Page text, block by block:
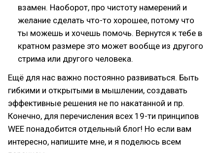
взамен. Наоборот, про чистоту намерений и
желание сделать что-то хорошее, потому что
ты можешь и хочешь помочь. Вернутся к тебе в
кратном размере это может вообще из другого
стрима или другого человека.
Ещё для нас важно постоянно развиваться. Быть
гибкими и открытыми в мышлении, создавать
эффективные решения не по накатанной и пр.
Конечно, для перечисления всех 19-ти принципов
WEE понадобится отдельный блог! Но если вам
интересно, напишите мне, и я поделюсь всем